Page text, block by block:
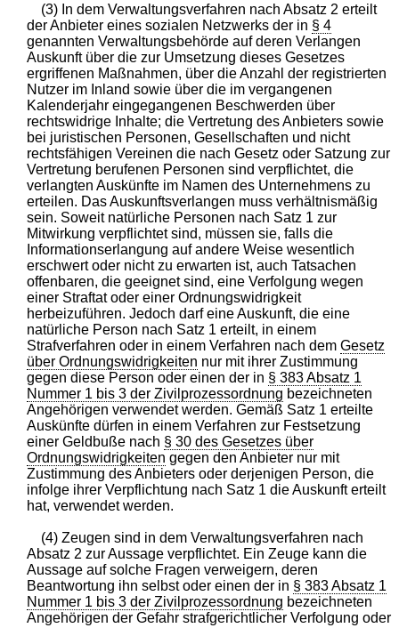
(3) In dem Verwaltungsverfahren nach Absatz 2 erteilt
der Anbieter eines sozialen Netzwerks der in § 4
genannten Verwaltungsbehörde auf deren Verlangen
Auskunft über die zur Umsetzung dieses Gesetzes
ergriffenen Maßnahmen, über die Anzahl der registrierten
Nutzer im Inland sowie über die im vergangenen
Kalenderjahr eingegangenen Beschwerden über
rechtswidrige Inhalte; die Vertretung des Anbieters sowie
bei juristischen Personen, Gesellschaften und nicht
rechtsfähigen Vereinen die nach Gesetz oder Satzung zur
Vertretung berufenen Personen sind verpflichtet, die
verlangten Auskünfte im Namen des Unternehmens zu
erteilen. Das Auskunftsverlangen muss verhältnismäßig
sein. Soweit natürliche Personen nach Satz 1 zur
Mitwirkung verpflichtet sind, müssen sie, falls die
Informationserlangung auf andere Weise wesentlich
erschwert oder nicht zu erwarten ist, auch Tatsachen
offenbaren, die geeignet sind, eine Verfolgung wegen
einer Straftat oder einer Ordnungswidrigkeit
herbeizuführen. Jedoch darf eine Auskunft, die eine
natürliche Person nach Satz 1 erteilt, in einem
Strafverfahren oder in einem Verfahren nach demGesetz
über Ordnungswidrigkeiten nur mit ihrer Zustimmung
gegen diese Person oder einen der in § 383 Absatz 1
Nummer 1 bis 3 der Zivilprozessordnung bezeichneten
Angehörigen verwendet werden. Gemäß Satz 1 erteilte
Auskünfte dürfen in einem Verfahren zur Festsetzung
einer Geldbuße nach § 30 des Gesetzes über
Ordnungswidrigkeiten gegen den Anbieter nur mit
Zustimmung des Anbieters oder derjenigen Person, die
infolge ihrer Verpflichtung nach Satz 1 die Auskunft erteilt
hat, verwendet werden.
(4) Zeugen sind in dem Verwaltungsverfahren nach
Absatz 2 zur Aussage verpflichtet. Ein Zeuge kann die
Aussage auf solche Fragen verweigern, deren
Beantwortung ihn selbst oder einen der in § 383 Absatz 1
Nummer 1 bis 3 der Zivilprozessordnung bezeichneten
Angehörigen der Gefahr strafgerichtlicher Verfolgung oder